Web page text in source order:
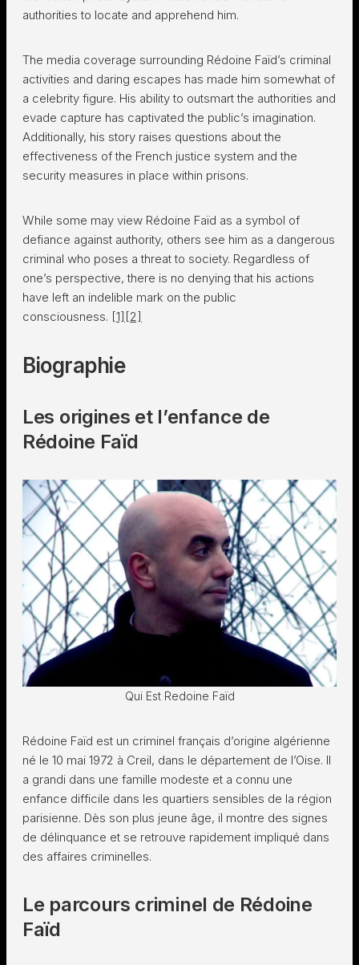
authorities to locate and apprehend him.
The media coverage surrounding Rédoine Faïd’s criminal
activities and daring escapes has made him somewhat of
a celebrity figure. His ability to outsmart the authorities and
evade capture has captivated the public’s imagination.
Additionally, his story raises questions about the
effectiveness of the French justice system and the
security measures in place within prisons.
While some may view Rédoine Faïd as a symbol of
defiance against authority, others see him as a dangerous
criminal who poses a threat to society. Regardless of
one’s perspective, there is no denying that his actions
have left an indelible mark on the public
consciousness. [1] [2]
Biographie
Les origines et l’enfance de
Rédoine Faïd
Qui Est Redoine Faïd
Rédoine Faïd est un criminel français d’origine algérienne
né le 10 mai 1972 à Creil, dans le département de l’Oise. Il
a grandi dans une famille modeste et a connu une
enfance difficile dans les quartiers sensibles de la région
parisienne. Dès son plus jeune âge, il montre des signes
de délinquance et se retrouve rapidement impliqué dans
des affaires criminelles.
Le parcours criminel de Rédoine
Faïd